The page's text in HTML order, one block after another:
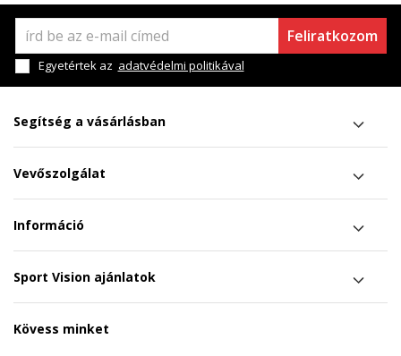
Feliratkozom
Egyetértek az adatvédelmi politikával
Segítség a vásárlásban
Vevőszolgálat
Információ
Sport Vision ajánlatok
Kövess minket